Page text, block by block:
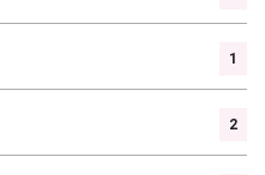
1
2